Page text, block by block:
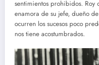
sentimientos prohibidos. Roy
enamora de su jefe, dueño
ocurren los sucesos poco
nos tiene acostumbrados.